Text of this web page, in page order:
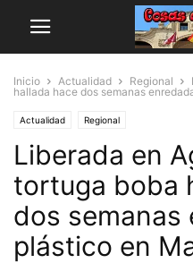
Inicio Actualidad Regional
hallada hace dos semanas
Actualidad Regional
Liberada en
tortuga boba
dos semanas
plástico en